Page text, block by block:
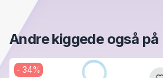
Andre kiggede også på
- 34%